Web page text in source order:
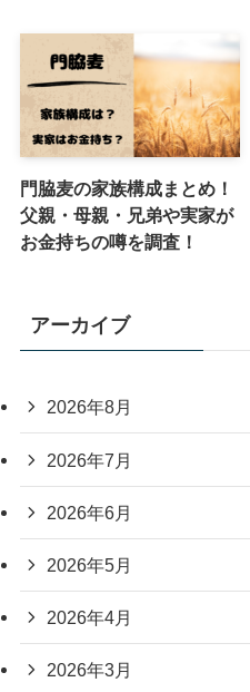
門脇麦の家族構成まとめ！
父親・母親・兄弟や実家が
お金持ちの噂を調査！
アーカイブ
2026年8月
2026年7月
2026年6月
2026年5月
2026年4月
2026年3月